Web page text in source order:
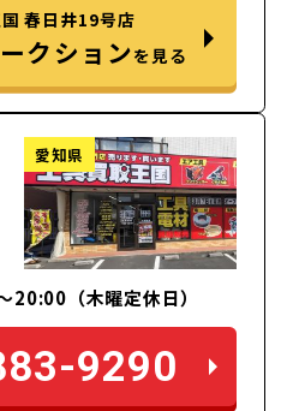
春日井19号店
クションを見る
愛知県
20:00（木曜定休日）
9290